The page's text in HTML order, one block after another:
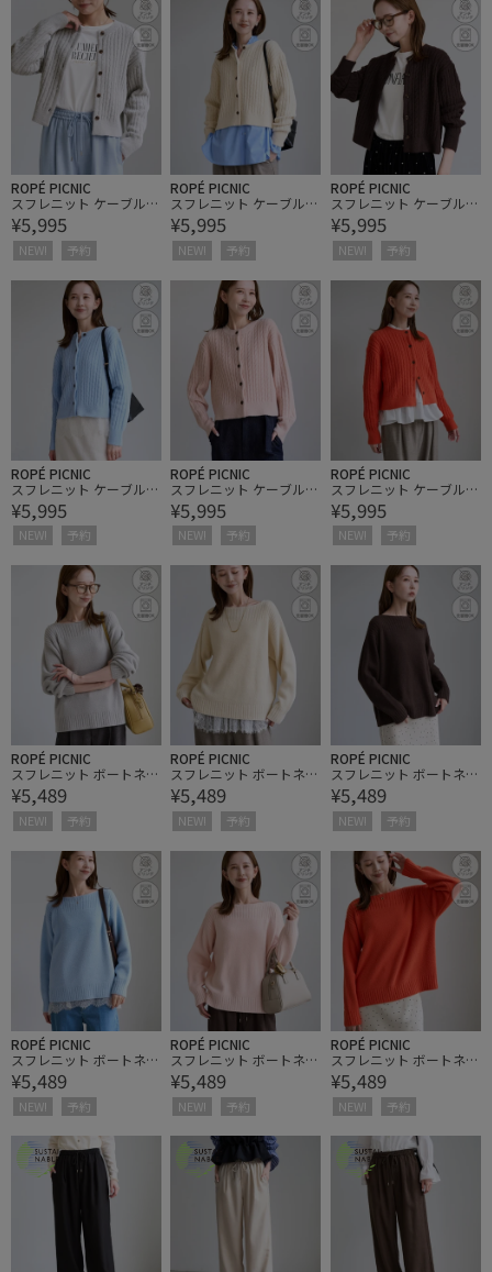
ROPÉ PICNIC
スフレニット ケーブルシ
ョートカーディガン
¥5,995
NEW! 予約
ROPÉ PICNIC
スフレニット ケーブルシ
ョートカーディガン
¥5,995
NEW! 予約
ROPÉ PICNIC
スフレニット ケーブルシ
ョートカーディガン
¥5,995
NEW! 予約
ROPÉ PICNIC
スフレニット ケーブルシ
ョートカーディガン
¥5,995
NEW! 予約
ROPÉ PICNIC
スフレニット ケーブルシ
ョートカーディガン
¥5,995
NEW! 予約
ROPÉ PICNIC
スフレニット ケーブルシ
ョートカーディガン
¥5,995
NEW! 予約
ROPÉ PICNIC
スフレニット ボートネッ
クプルオーバー
¥5,489
NEW! 予約
ROPÉ PICNIC
スフレニット ボートネッ
クプルオーバー
¥5,489
NEW! 予約
ROPÉ PICNIC
スフレニット ボートネッ
クプルオーバー
¥5,489
NEW! 予約
ROPÉ PICNIC
スフレニット ボートネッ
クプルオーバー
¥5,489
NEW! 予約
ROPÉ PICNIC
スフレニット ボートネッ
クプルオーバー
¥5,489
NEW! 予約
ROPÉ PICNIC
スフレニット ボートネッ
クプルオーバー
¥5,489
NEW! 予約